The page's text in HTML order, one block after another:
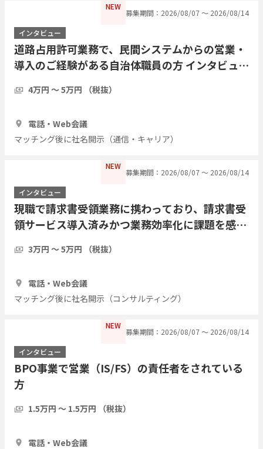
NEW
募集期間：2026/08/07 〜 2026/08/14
インタビュー
道路占用許可業務で、民間システムからの営業・
導入のご経験がある自治体職員の方 インタビュー
4万円 〜 5万円 （税抜）
電話・Web会議
マッチング後に社名開示（通信・キャリア）
NEW
募集期間：2026/08/07 〜 2026/08/14
インタビュー
現職で請求書受領業務に携わっており、請求書受
領サービス導入済みかつ業務効率化に課題を感じ
3万円 〜 5万円 （税抜）
電話・Web会議
マッチング後に社名開示（コンサルティング）
NEW
募集期間：2026/08/07 〜 2026/08/14
インタビュー
BPO事業で営業（IS/FS）の責任者をされている
方
1.5万円 〜 1.5万円 （税抜）
電話・Web会議